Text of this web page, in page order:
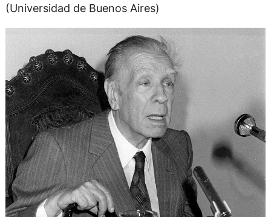
(Universidad de Buenos Aires)